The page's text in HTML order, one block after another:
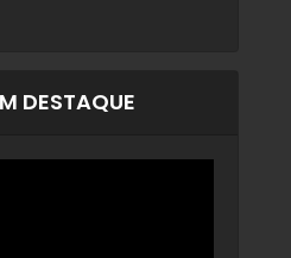
DESTAQUE